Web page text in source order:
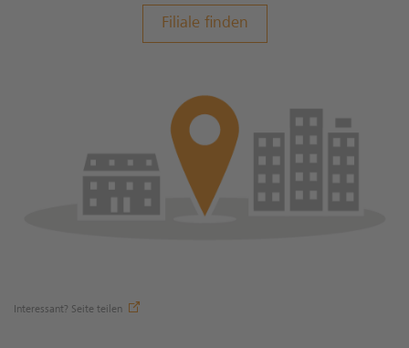
Filiale finden
Interessant? Seite teilen